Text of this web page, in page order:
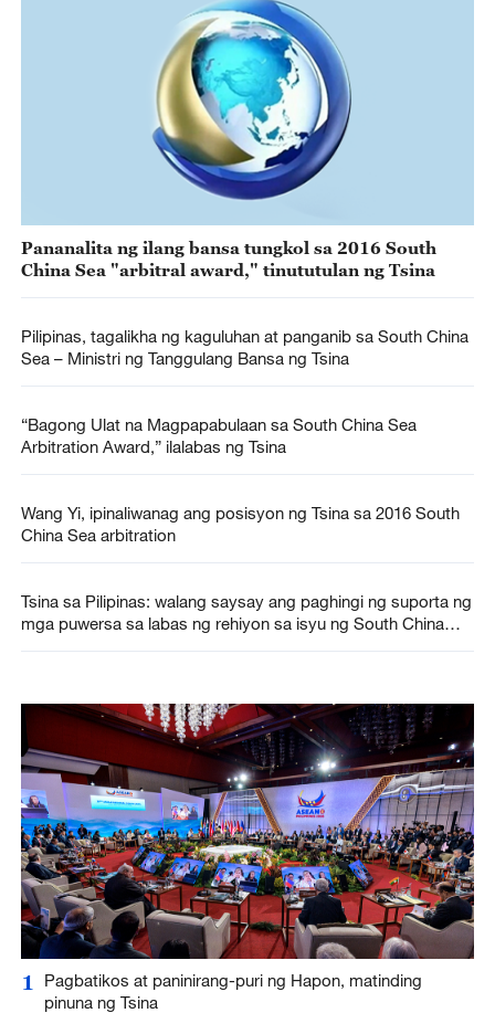
Pananalita ng ilang bansa tungkol sa 2016 South
China Sea "arbitral award," tinututulan ng Tsina
Pilipinas, tagalikha ng kaguluhan at panganib sa South China
Sea – Ministri ng Tanggulang Bansa ng Tsina
“Bagong Ulat na Magpapabulaan sa South China Sea
Arbitration Award,” ilalabas ng Tsina
Wang Yi, ipinaliwanag ang posisyon ng Tsina sa 2016 South
China Sea arbitration
Tsina sa Pilipinas: walang saysay ang paghingi ng suporta ng
mga puwersa sa labas ng rehiyon sa isyu ng South China
1
Pagbatikos at paninirang-puri ng Hapon, matinding
pinuna ng Tsina